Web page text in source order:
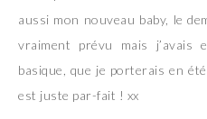
aussi mon nouveau baby, le
vraiment prévu mais j’avais
basique, que je porterais en
est juste par-fait ! xx